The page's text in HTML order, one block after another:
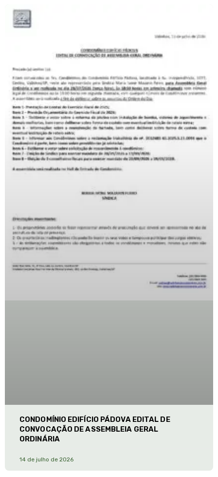
CONDOMÍNIO EDIFÍCIO PÁDOVA EDITAL DE
CONVOCAÇÃO DE ASSEMBLEIA GERAL
ORDINÁRIA
14 de julho de 2026